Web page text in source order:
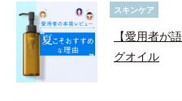
スキンケア
【愛用者が
グオイル